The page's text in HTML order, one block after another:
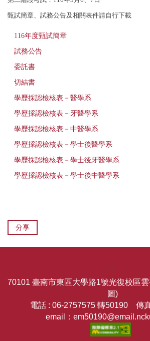
甄試簡章、試務公告及相關表件請自行下載
116年度甄試簡章
試務公告
委託書
切結書
學歷採認檢核表－醫學系
學歷採認檢核表－牙醫學系
學歷採認檢核表－中醫學系
學歷採認檢核表－學士後醫學系
學歷採認檢核表－學士後牙醫學系
學歷採認檢核表－學士後中醫學系
分享
:::
70101 臺南市東區大學路1號光復校區
圖)
電話 : 06-2757575 轉50190 傳
email：